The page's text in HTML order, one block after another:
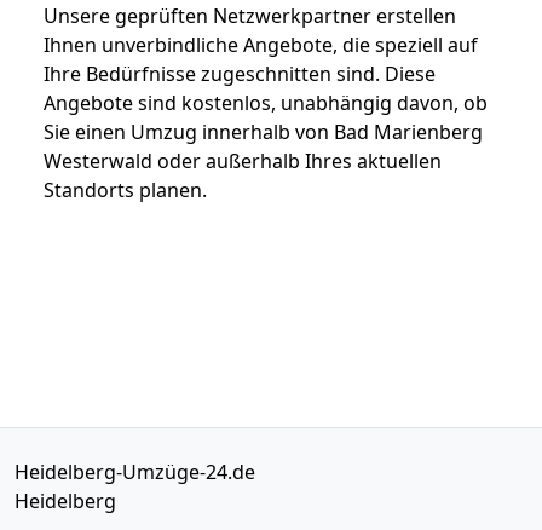
Unsere geprüften Netzwerkpartner erstellen
Ihnen unverbindliche Angebote, die speziell auf
Ihre Bedürfnisse zugeschnitten sind. Diese
Angebote sind kostenlos, unabhängig davon, ob
Sie einen Umzug innerhalb von Bad Marienberg
Westerwald oder außerhalb Ihres aktuellen
Standorts planen.
Heidelberg-Umzüge-24.de
Heidelberg